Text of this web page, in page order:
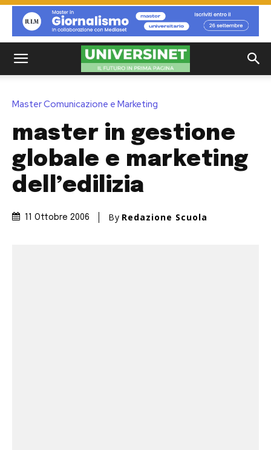
Master Comunicazione e Marketing
master in gestione
globale e marketing
dell’edilizia
11 Ottobre 2006 By Redazione Scuola